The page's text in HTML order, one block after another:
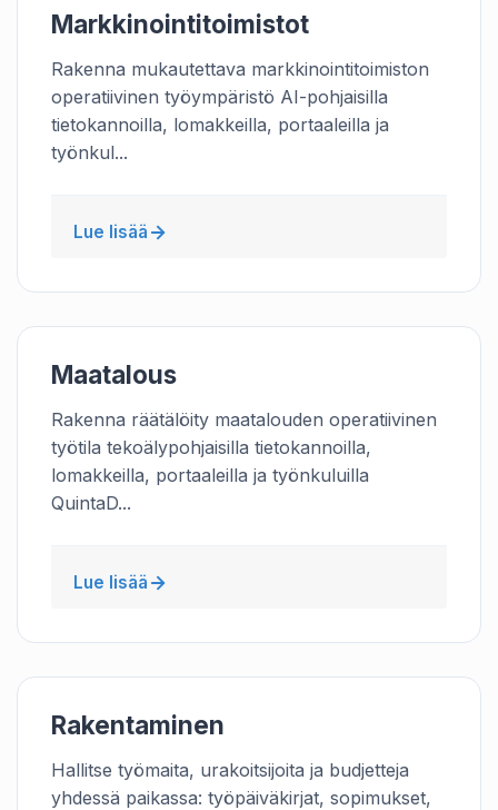
Markkinointitoimistot
Rakenna mukautettava markkinointitoimiston
operatiivinen työympäristö AI-pohjaisilla
tietokannoilla, lomakkeilla, portaaleilla ja
työnkul...
Lue lisää
Maatalous
Rakenna räätälöity maatalouden operatiivinen
työtila tekoälypohjaisilla tietokannoilla,
lomakkeilla, portaaleilla ja työnkuluilla
QuintaD...
Lue lisää
Rakentaminen
Hallitse työmaita, urakoitsijoita ja budjetteja
yhdessä paikassa: työpäiväkirjat, sopimukset,